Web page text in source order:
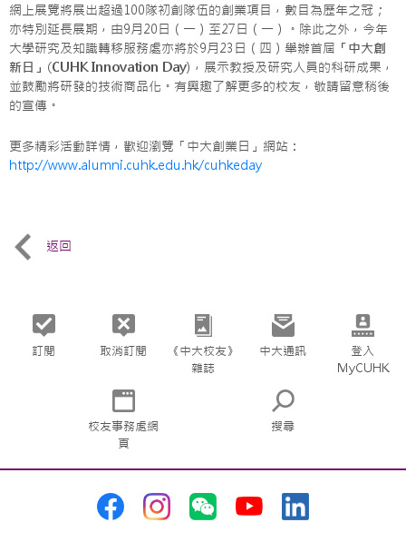
網上展覽將展出超過100隊初創隊伍的創業項目，數目為歷年之冠；
亦特別延長展期，由9月20日（一）至27日（一）。除此之外，今年
大學研究及知識轉移服務處亦將於9月23日（四）舉辦首屆 「中大創
新日」(CUHK Innovation Day) ，展示教授及研究人員的科研成果，
並鼓勵將研發的技術商品化。有興趣了解更多的校友，敬請留意稍後
的宣傳。
更多精彩活動詳情，歡迎瀏覽「中大創業日」網站：
http://www.alumni.cuhk.edu.hk/cuhkeday
返回
訂閱 取消訂閱
《中大校友》
雜誌
中大通訊
登入
MyCUHK
校友事務處網
頁
搜尋